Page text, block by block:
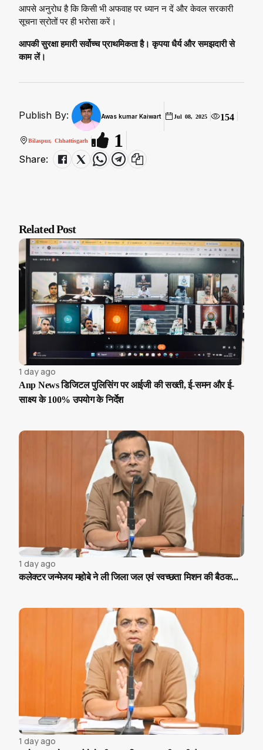
आपसे अनुरोध है कि किसी भी अफवाह पर ध्यान न दें और केवल सरकारी
सूचना स्रोतों पर ही भरोसा करें।
आपकी सुरक्षा हमारी सर्वोच्च प्राथमिकता है। कृपया धैर्य और समझदारी से
काम लें।
Publish By: Awas kumar Kaiwart Jul 08, 2025 154
Bilaspur, Chhattisgarh 1
Share:
Related Post
1 day ago
Anp News डिजिटल पुलिसिंग पर आईजी की सख्ती, ई-समन और ई-
साक्ष्य के 100% उपयोग के निर्देश
1 day ago
कलेक्टर जन्मेजय महोबे ने ली जिला जल एवं स्वच्छता मिशन की बैठक...
1 day ago